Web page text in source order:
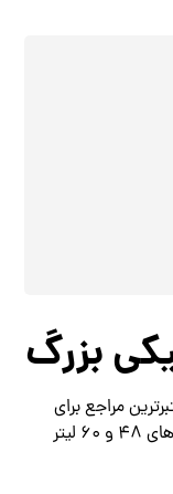
بزرگ
مراجع برای
خرید انواع کلمن پلاستیکی بزرگ، در ظرفیت‌ های 48 و 60 لیتر